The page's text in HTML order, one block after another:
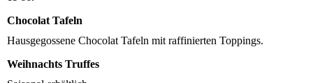
Chocolat Tafeln
Hausgegossene Chocolat Tafeln mit raffinierten Toppings.
Weihnachts Truffes